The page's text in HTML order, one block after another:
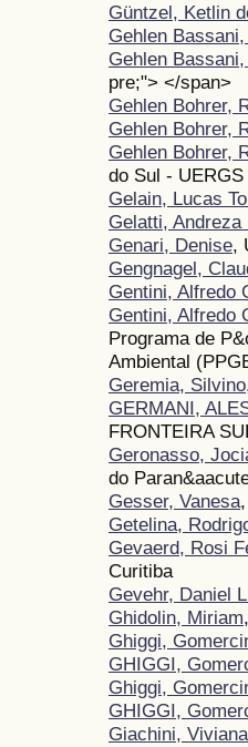
Güntzel, Ketlin
Gehlen
Gehlen
pre;"> </span>
Gehlen Bohrer,
Gehlen Bohrer,
Gehlen Bohrer,
do Sul - UERGS
Gelain, Lucas
Gelatti, Andreza
Genari, Denise,
Gengnagel,
Gentini, Alfredo
Gentini, Alfredo
Programa de
Ambiental
Geremia, Silvino
GERMANI,
FRONTEIRA
Geronasso,
do
Gesser, Vanesa
Getelina,
Gevaerd, Rosi
Curitiba
Gevehr, Daniel
Ghidolin, Miriam
Ghiggi,
GHIGGI,
Ghiggi,
GHIGGI,
Giachini, Viviana